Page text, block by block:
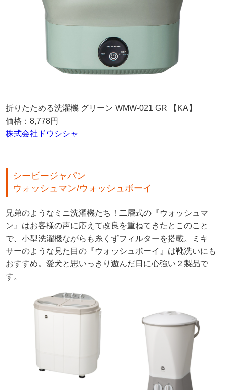
折りたためる洗濯機 グリーン WMW-021 GR 【KA】
価格：8,778円
株式会社ドウシシャ
シービージャパン
ウォッシュマン/ウォッシュボーイ
兄弟のようなミニ洗濯機たち！二層式の『ウォッシュマ
ン』はお客様の声に応えて改良を重ねてきたとこのこと
で、小型洗濯機ながらも糸くずフィルターを搭載。ミキ
サーのような見た目の『ウォッシュボーイ』は靴洗いにも
おすすめ。愛犬と思いっきり遊んだ日に心強い２製品で
す。